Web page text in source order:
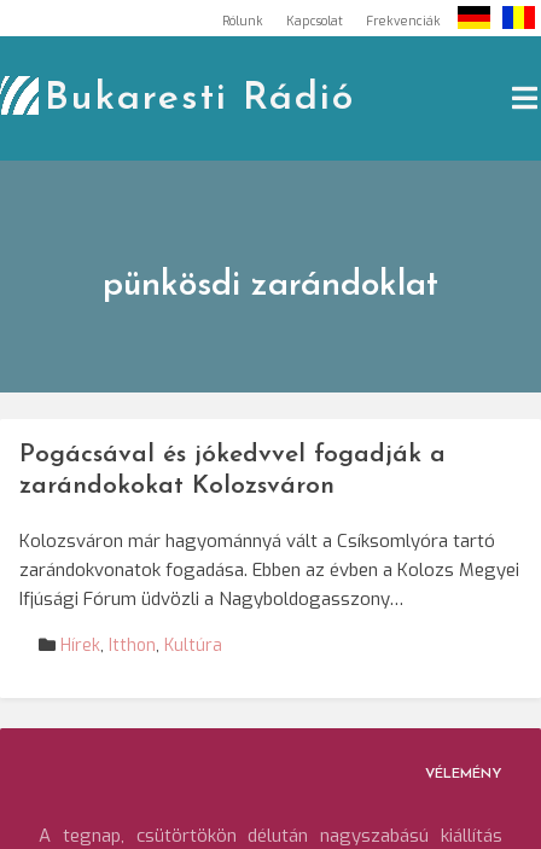
to
content
Rólunk Kapcsolat Frekvenciák
Bukaresti Rádió
pünkösdi zarándoklat
Pogácsával és jókedvvel fogadják a
zarándokokat Kolozsváron
Kolozsváron már hagyománnyá vált a Csíksomlyóra tartó
zarándokvonatok fogadása. Ebben az évben a Kolozs Megyei
Ifjúsági Fórum üdvözli a Nagyboldogasszony…
Hírek, Itthon, Kultúra
VÉLEMÉNY
A tegnap, csütörtökön délután nagyszabású kiállítás